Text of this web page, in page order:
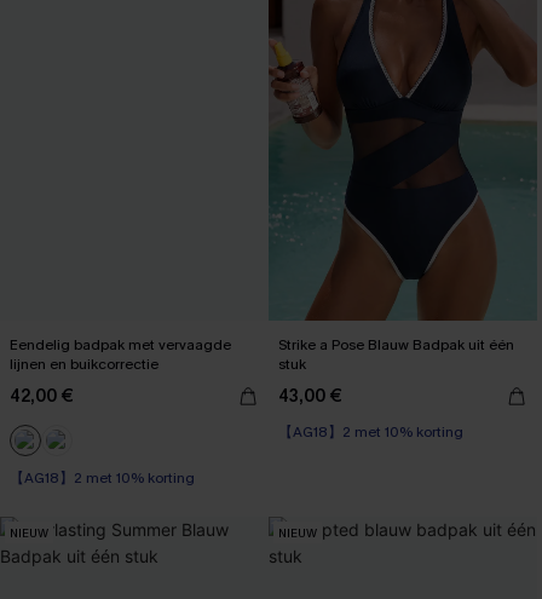
Eendelig badpak met vervaagde
lijnen en buikcorrectie
42,00 €
【AG18】2 met 10% korting
Corrigerend badpak
Strike a Pose Blauw Badpak uit één
stuk
43,00 €
【AG18】2 met 10% korting
Sportief
NIEUW NIEUW